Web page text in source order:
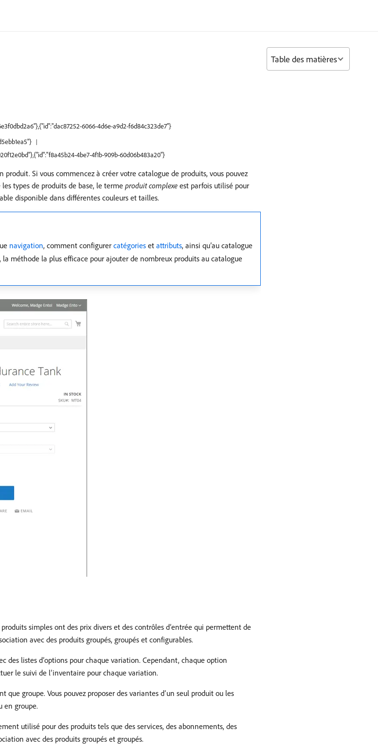
6066-4d6e-a9d2-f6d84c323de7"}
4be7-4f1b-909b-60d06b483a20"}
Si vous commencez à créer votre catalogue de produits, vous pouvez
types de produits de base, le terme produit complexe est parfois utilisé pour
disponible dans différentes couleurs et tailles.
navigation, comment configurer catégories et attributs, ainsi qu’au catalogue
la méthode la plus efficace pour ajouter de nombreux produits au catalogue
simples ont des prix divers et des contrôles d’entrée qui permettent de
avec des produits groupés, groupés et configurables.
listes d’options pour chaque variation. Cependant, chaque option
le suivi de l’inventaire pour chaque variation.
groupe. Vous pouvez proposer des variantes d’un seul produit ou les
en groupe.
utilisé pour des produits tels que des services, des abonnements, des
avec des produits groupés et groupés.
Table des matières